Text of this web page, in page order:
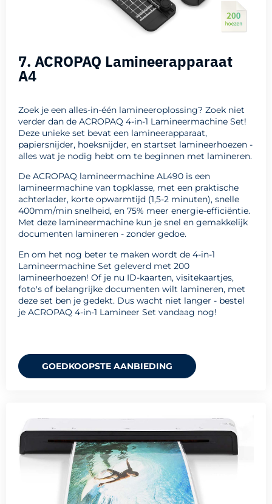
7. ACROPAQ Lamineerapparaat
A4
Zoek je een alles-in-één lamineeroplossing? Zoek niet
verder dan de ACROPAQ 4-in-1 Lamineermachine Set!
Deze unieke set bevat een lamineerapparaat,
papiersnijder, hoeksnijder, en startset lamineerhoezen -
alles wat je nodig hebt om te beginnen met lamineren.
De ACROPAQ lamineermachine AL490 is een
lamineermachine van topklasse, met een praktische
achterlader, korte opwarmtijd (1,5-2 minuten), snelle
400mm/min snelheid, en 75% meer energie-efficiëntie.
Met deze lamineermachine kun je snel en gemakkelijk
documenten lamineren - zonder gedoe.
En om het nog beter te maken wordt de 4-in-1
Lamineermachine Set geleverd met 200
lamineerhoezen! Of je nu ID-kaarten, visitekaartjes,
foto's of belangrijke documenten wilt lamineren, met
deze set ben je gedekt. Dus wacht niet langer - bestel
je ACROPAQ 4-in-1 Lamineer Set vandaag nog!
GOEDKOOPSTE AANBIEDING